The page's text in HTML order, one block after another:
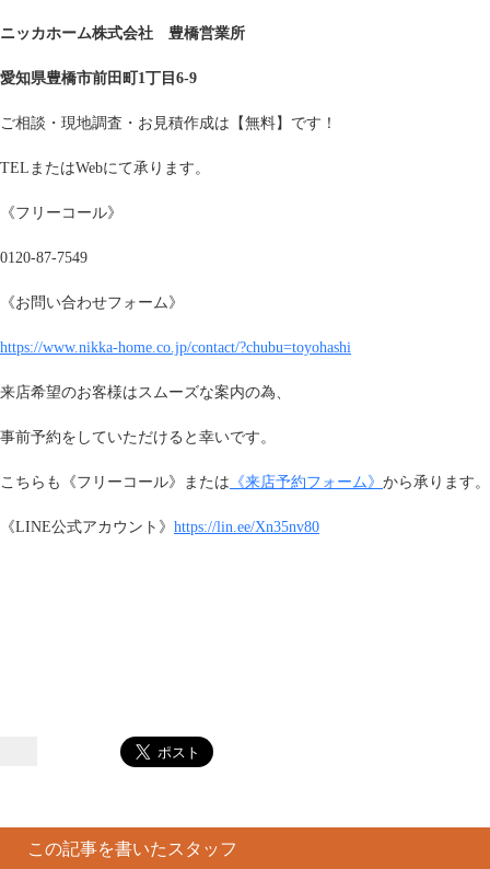
ニッカホーム株式会社 豊橋営業所
愛知県豊橋市前田町1丁目6-9
ご相談・現地調査・お見積作成は【無料】です！
TELまたはWebにて承ります。
《フリーコール》
0120-87-7549
《お問い合わせフォーム》
https://www.nikka-home.co.jp/contact/?chubu=toyohashi
来店希望のお客様はスムーズな案内の為、
事前予約をしていただけると幸いです。
こちらも《フリーコール》または 《来店予約フォーム》 から承ります。
《LINE公式アカウント》 https://lin.ee/Xn35nv80
この記事を書いたスタッフ